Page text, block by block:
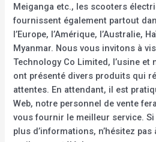
Meiganga etc., les scooters
fournissent également partout
l’Europe, l’Amérique, l’Australie,
Myanmar. Nous vous invitons à
Technology Co Limited, l’usine et
ont présenté divers produits qui
attentes. En attendant, il est
Web, notre personnel de vente
vous fournir le meilleur service.
plus d’informations, n’hésitez